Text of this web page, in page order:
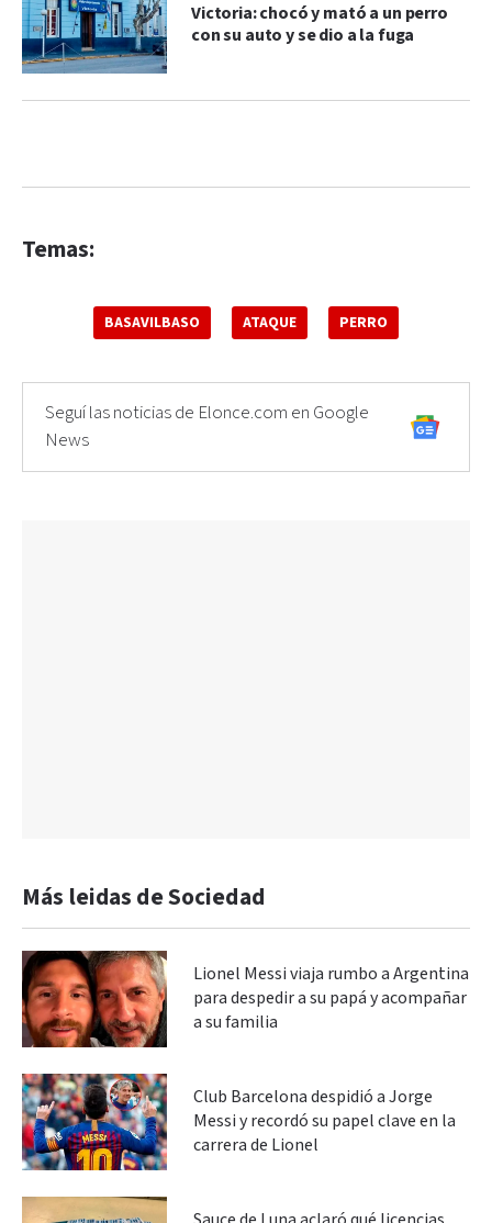
Victoria: chocó y mató a un perro
con su auto y se dio a la fuga
Temas:
BASAVILBASO ATAQUE PERRO
Seguí las noticias de Elonce.com en Google
News
Más leidas de Sociedad
Lionel Messi viaja rumbo a Argentina
para despedir a su papá y acompañar
a su familia
Club Barcelona despidió a Jorge
Messi y recordó su papel clave en la
carrera de Lionel